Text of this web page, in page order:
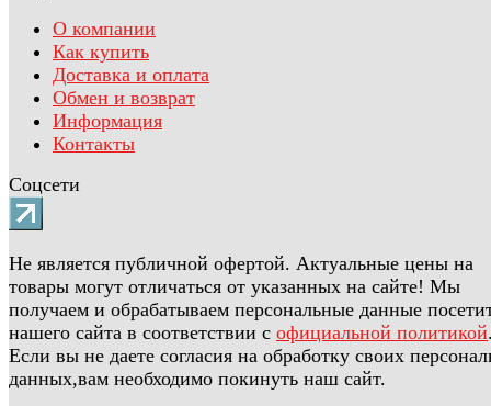
О компании
Как купить
Доставка и оплата
Обмен и возврат
Информация
Контакты
Соцсети
Не является публичной офертой. Актуальные цены на
товары могут отличаться от указанных на сайте! Мы
получаем и обрабатываем персональные данные
нашего сайта в соответствии с официальной политикой
Если вы не даете согласия на обработку своих
данных,вам необходимо покинуть наш сайт.